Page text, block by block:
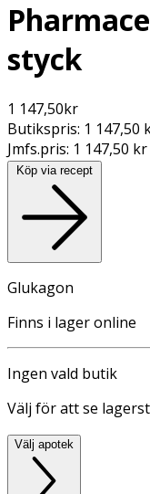
styck
1 147,50kr
Butikspris: 1 147,50
Jmfs.pris: 1 147,50
Köp via recept
Glukagon
Finns i lager online
Ingen vald butik
Välj för att se
Välj apotek